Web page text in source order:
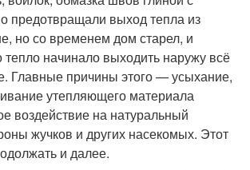
предотвращали выход тепла из
но со временем дом старел, и
тепло начинало выходить наружу всё
Главные причины этого — усыхание,
утепляющего материала
воздействие на натуральный
жучков и других насекомых. Этот
и далее.